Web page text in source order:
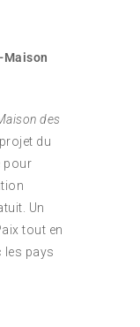
Maison
des
du
pour
Un
tout en
les pays